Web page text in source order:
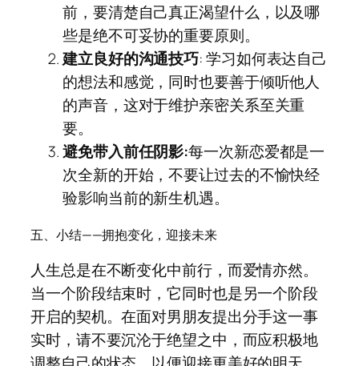
前，要清楚自己真正渴望什么，以及哪
些是绝不可妥协的重要原则。
建立良好的沟通技巧: 学习如何表达自己
的想法和感觉，同时也要善于倾听他人
的声音，这对于维护亲密关系至关重
要。
避免带入前任阴影:每一次新恋爱都是一
次全新的开始，不要让过去的不愉快经
验影响当前的新生机遇。
五、小结——拥抱变化，迎接未来
人生总是在不断变化中前行，而爱情亦然。
当一个阶段结束时，它同时也是另一个阶段
开启的契机。在面对男朋友提出分手这一事
实时，请不要沉沦于绝望之中，而应积极地